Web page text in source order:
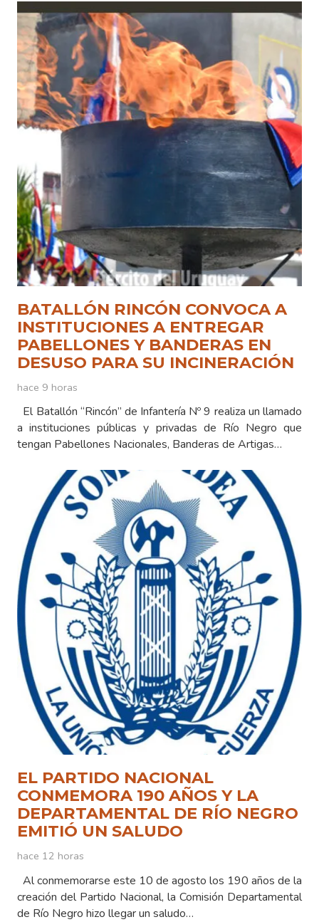
BATALLÓN RINCÓN CONVOCA A
INSTITUCIONES A ENTREGAR
PABELLONES Y BANDERAS EN
DESUSO PARA SU INCINERACIÓN
hace 9 horas
El Batallón “Rincón” de Infantería Nº 9 realiza un llamado
a instituciones públicas y privadas de Río Negro que
tengan Pabellones Nacionales, Banderas de Artigas…
EL PARTIDO NACIONAL
CONMEMORA 190 AÑOS Y LA
DEPARTAMENTAL DE RÍO NEGRO
EMITIÓ UN SALUDO
hace 12 horas
Al conmemorarse este 10 de agosto los 190 años de la
creación del Partido Nacional, la Comisión Departamental
de Río Negro hizo llegar un saludo…